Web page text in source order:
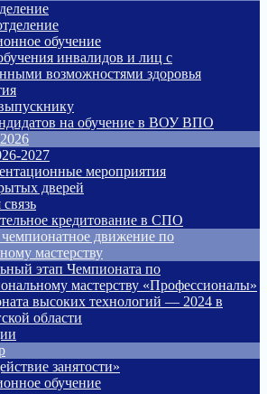
обучение
инвалидов и лиц с
возможностями здоровья
на обучение в ВОУ ВПО
2027
мероприятия
дверей
кредитование в СПО
чемпионатное движение по
мастерству
этап Чемпионата по
мастерству «Профессионалы»
высоких технологий — 2024 в
области
занятости»
обучение